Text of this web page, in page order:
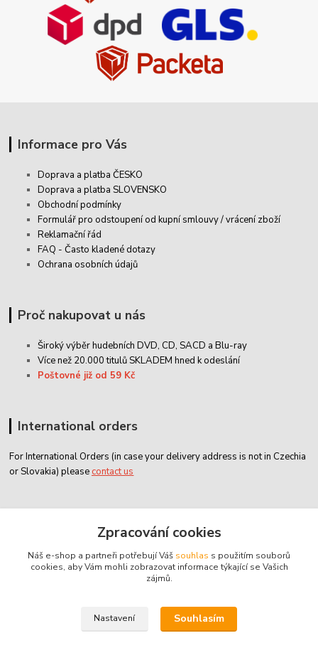
Informace pro Vás
Doprava a platba ČESKO
Doprava a platba SLOVENSKO
Obchodní podmínky
Formulář pro odstoupení od kupní smlouvy / vrácení zboží
Reklamační řád
FAQ - Často kladené dotazy
Ochrana osobních údajů
Proč nakupovat u nás
Široký výběr hudebních DVD, CD,SACD a Blu-ray
Více než 20.000 titulů SKLADEM hned k odeslání
Poštovné již od 59 Kč
International orders
For International Orders (in case your delivery address is not in Czechia
or Slovakia) please contact us
classicdvd@classicdvd.cz
Zpracování cookies
Náš e-shop a partneři potřebují Váš souhlas s použitím souborů
cookies, aby Vám mohli zobrazovat informace týkající se Vašich
zájmů.
Nastavení Souhlasím